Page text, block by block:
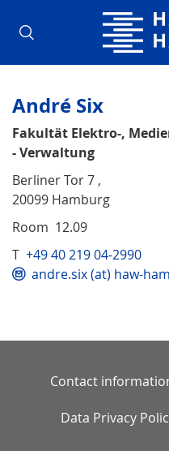
André Six
Fakultät Elektro-,
- Verwaltung
Berliner Tor 7 ,
20099 Hamburg
Room 12.09
T +49 40 219 04-2990
andre.six (at) haw-
Contact
Data Privacy